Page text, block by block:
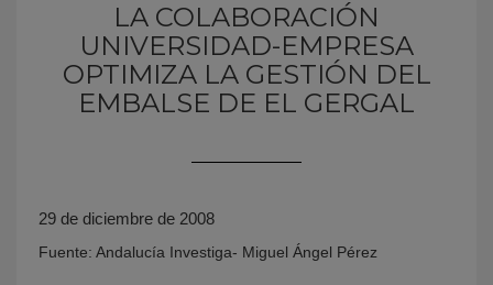
LA COLABORACIÓN
UNIVERSIDAD-EMPRESA
OPTIMIZA LA GESTIÓN DEL
EMBALSE DE EL GERGAL
29 de diciembre de 2008
Fuente: Andalucía Investiga- Miguel Ángel Pérez